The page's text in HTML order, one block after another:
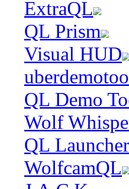
ExtraQL
QL Prism
Visual HUD
QL Demo
Wolf
QL
WolfcamQL